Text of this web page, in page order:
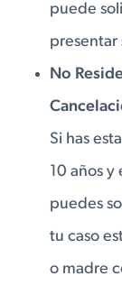
puede
presentar
No
Si has
10 años
puedes
tu caso
o madre